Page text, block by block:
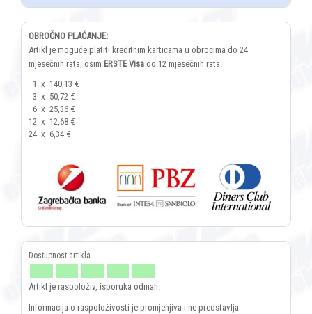
OBROČNO PLAĆANJE:
Artikl je moguće platiti kreditnim karticama u obrocima do 24
mjesečnih rata, osim ERSTE Visa do 12 mjesečnih rata.
1 x 140,13 €
3 x 50,72 €
6 x 25,36 €
12 x 12,68 €
24 x 6,34 €
Artikl je raspoloživ, isporuka odmah.
Informacija o raspoloživosti je promjenjiva i ne predstavlja